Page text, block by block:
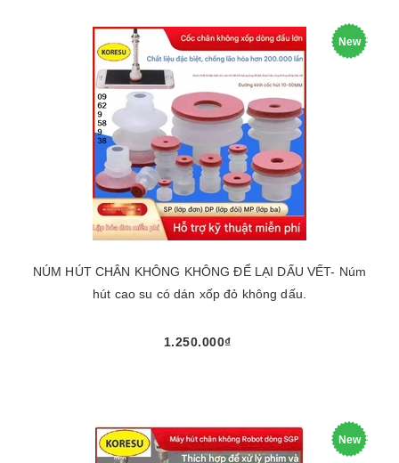
New
NÚM HÚT CHÂN KHÔNG KHÔNG ĐỂ LẠI DẤU VẾT- Núm
hút cao su có dán xốp đỏ không dấu.
1.250.000₫
New